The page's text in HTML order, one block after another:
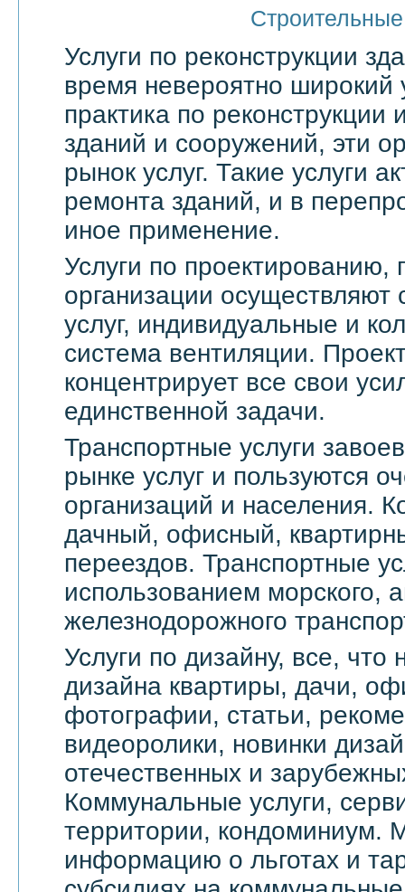
Строительные
Услуги по реконструкции
время невероятно широкий
практика по реконструкции
зданий и сооружений, эти
рынок услуг. Такие услуги
ремонта зданий, и в
иное применение.
Услуги по проектированию,
организации осуществляют
услуг, индивидуальные и
система вентиляции.
концентрирует все свои
единственной задачи.
Транспортные услуги
рынке услуг и пользуются
организаций и населения.
дачный, офисный,
переездов. Транспортные
использованием морского,
железнодорожного
Услуги по дизайну, все, что
дизайна квартиры, дачи,
фотографии, статьи,
видеоролики, новинки
отечественных и
Коммунальные услуги,
территории, кондоминиум.
информацию о льготах и